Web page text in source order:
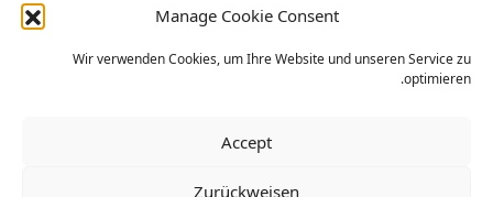
Manage Cookie Consent
Wir verwenden Cookies, um Ihre Website und unseren Service zu
optimieren.
Accept
Zurückweisen
22767 Hamburg
E-Mail: